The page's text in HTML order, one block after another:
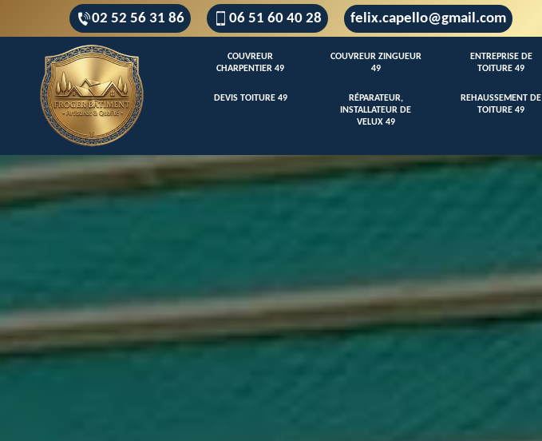
02 52 56 31 86 06 51 60 40 28 felix.capello@gmail.com
COUVREUR
CHARPENTIER 49
COUVREUR ZINGUEUR
49
ENTREPRISE DE
TOITURE 49
DEVIS TOITURE 49
RÉPARATEUR,
INSTALLATEUR DE
VELUX 49
REHAUSSEMENT DE
TOITURE 49